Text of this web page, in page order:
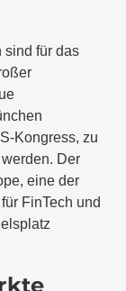
sind für das
Kongress, zu
Der
eine der
FinTech und